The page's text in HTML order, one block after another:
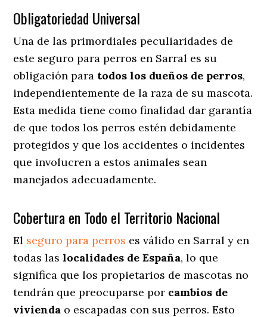
Obligatoriedad Universal
Una de las primordiales peculiaridades de
este seguro para perros en Sarral es su
obligación para todos los dueños de perros,
independientemente de la raza de su mascota.
Esta medida tiene como finalidad dar garantía
de que todos los perros estén debidamente
protegidos y que los accidentes o incidentes
que involucren a estos animales sean
manejados adecuadamente.
Cobertura en Todo el Territorio Nacional
El seguro para perros es válido en Sarral y en
todas laslocalidades de España, lo que
significa que los propietarios de mascotas no
tendrán que preocuparse por cambios de
vivienda o escapadas con sus perros. Esto